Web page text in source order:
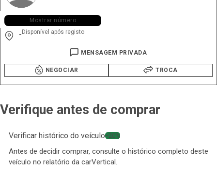
+351 931 ••• •74
Mostrar número
Disponível após registo
-
MENSAGEM PRIVADA
NEGOCIAR TROCA
Verifique antes de comprar
Verificar histórico do veículo−20%
Antes de decidir comprar, consulte o histórico completo deste
veículo no relatório da carVertical.